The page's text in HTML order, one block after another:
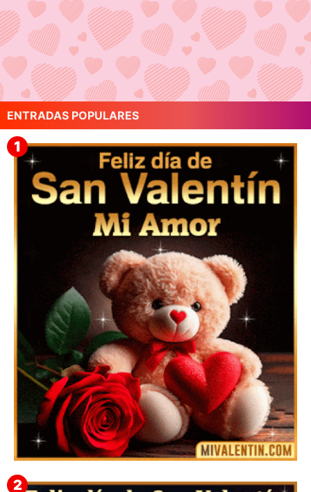
ENTRADAS POPULARES